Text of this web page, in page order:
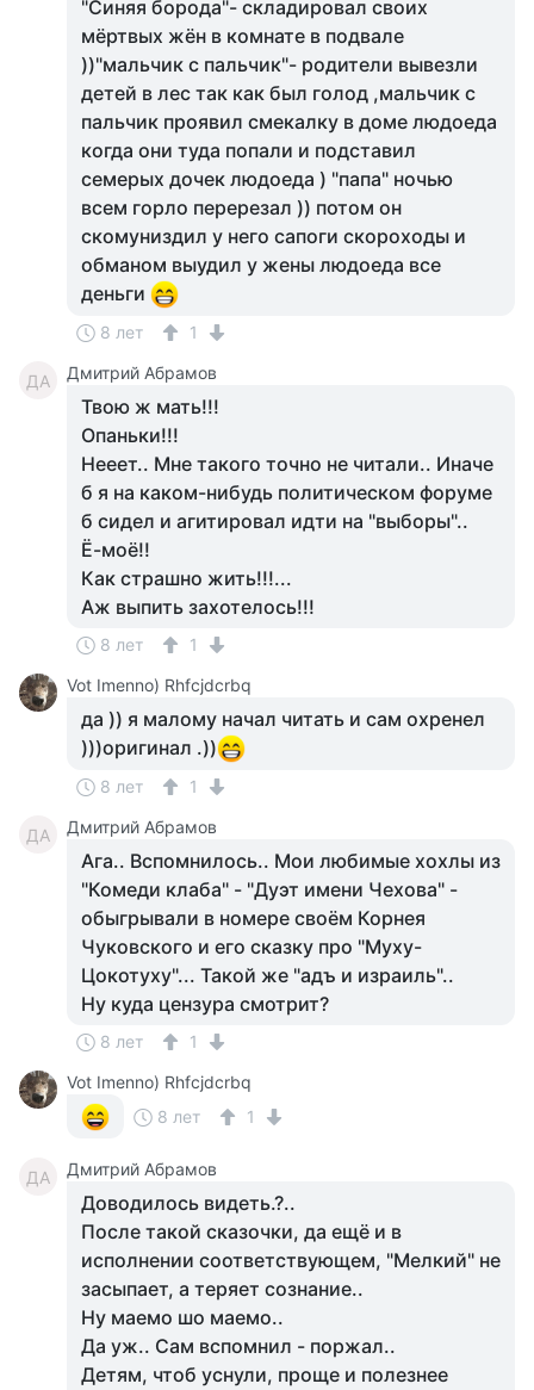
"Синяя борода"- складировал своих
мёртвых жён в комнате в подвале
))"мальчик с пальчик"- родители вывезли
детей в лес так как был голод ,мальчик с
пальчик проявил смекалку в доме людоеда
когда они туда попали и подставил
семерых дочек людоеда ) "папа" ночью
всем горло перерезал )) потом он
скомуниздил у него сапоги скороходы и
обманом выудил у жены людоеда все
деньги
8 лет 1
ДА Дмитрий Абрамов
Твою ж мать!!!
Опаньки!!!
Нееет.. Мне такого точно не читали.. Иначе
б я на каком-нибудь политическом форуме
б сидел и агитировал идти на "выборы"..
Ё-моё!!
Как страшно жить!!!...
Аж выпить захотелось!!!
8 лет
1
Vot Imenno) Rhfcjdcrbq
да )) я малому начал читать и сам охренел
)))оригинал .))
8 лет 1
ДА Дмитрий Абрамов
Ага.. Вспомнилось.. Мои любимые хохлы из
"Комеди клаба" - "Дуэт имени Чехова" -
обыгрывали в номере своём Корнея
Чуковского и его сказку про "Муху-
Цокотуху"... Такой же "адъ и израиль"..
Ну куда цензура смотрит?
8 лет
1
Vot Imenno) Rhfcjdcrbq
8 лет
1
ДА Дмитрий Абрамов
Доводилось видеть.?..
После такой сказочки, да ещё и в
исполнении соответствующем, "Мелкий" не
засыпает, а теряет сознание..
Ну маемо шо маемо..
Да уж.. Сам вспомнил - поржал..
Детям, чтоб уснули, проще и полезнее